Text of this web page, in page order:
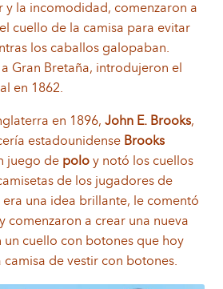
y la incomodidad, comenzaron a
cuello de la camisa para evitar
los caballos galopaban.
Gran Bretaña, introdujeron el
en 1862.
en 1896, John E. Brooks,
estadounidense Brooks
juego de poloy notó los cuellos
de los jugadores de
era una idea brillante, le comentó
comenzaron a crear una nueva
un cuello con botones que hoy
de vestir con botones.